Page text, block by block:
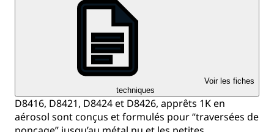
Voir les fiches
techniques
D8416, D8421, D8424 et D8426, apprêts 1K en
aérosol sont conçus et formulés pour “traversées de